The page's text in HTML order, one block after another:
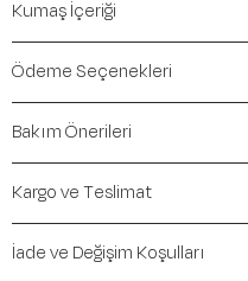
Marka:Maraton
Renk:Siyah
Elastane
Kalıp / Form:Comfort
Mevsim:İlkbahar-Yaz
Kumaş İçeriği
Ödeme Seçenekleri
Bakım Önerileri
Kargo ve Teslimat
İade ve Değişim Koşulları